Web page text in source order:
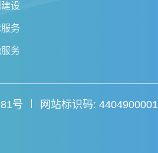
设
务
务
号 网站标识码: 4404900001